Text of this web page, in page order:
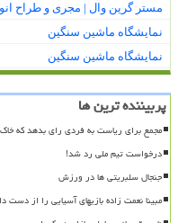
مستر گرین وال | مجری و طراح
نمایشگاه ماشین سنگین
نمایشگاه ماشین سنگین
پربیننده ترین ها
مجمع برای ریاست به فردی رای بدهد که
درخواست تیم ملی رد شد!
جنجال سلبریتی ها در ورزش
مبینا نعمت زاده بازیهای آسیایی را از دست